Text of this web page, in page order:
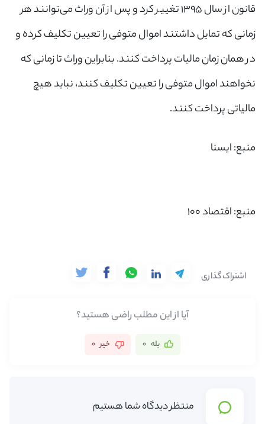
قانون از سال ۱۳۹۵ تغییر کرد و پس از آن وراث می‌توانند هر
زمانی که تمایل داشتند اموال متوفی را تعیین تکلیف کرده و
در همان زمان مالیات پرداخت کنند. بنابراین وراث تا زمانی که
نخواهند اموال متوفی را تعیین تکلیف کنند، نباید هیچ
مالیاتی پرداخت کنند.
منبع: ایسنا
منبع: اقتصاد 100
اشتراک گذاری
آیا از این مطلب راضی هستید؟
بله 0 خیر 0
منتظر دیدگاه شما هستیم